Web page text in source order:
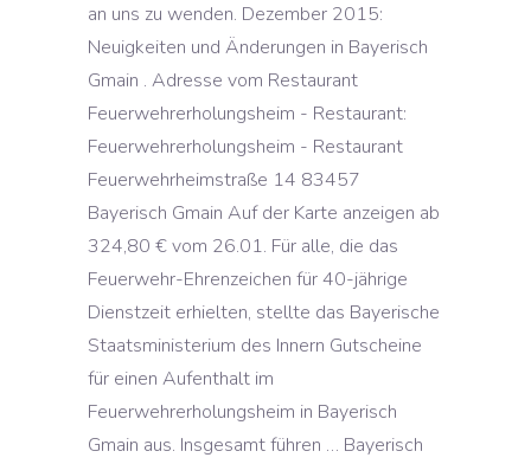
an uns zu wenden. Dezember 2015:
Neuigkeiten und Änderungen in Bayerisch
Gmain . Adresse vom Restaurant
Feuerwehrerholungsheim - Restaurant:
Feuerwehrerholungsheim - Restaurant
Feuerwehrheimstraße 14 83457
Bayerisch Gmain Auf der Karte anzeigen ab
324,80 € vom 26.01. Für alle, die das
Feuerwehr-Ehrenzeichen für 40-jährige
Dienstzeit erhielten, stellte das Bayerische
Staatsministerium des Innern Gutscheine
für einen Aufenthalt im
Feuerwehrerholungsheim in Bayerisch
Gmain aus. Insgesamt führen … Bayerisch